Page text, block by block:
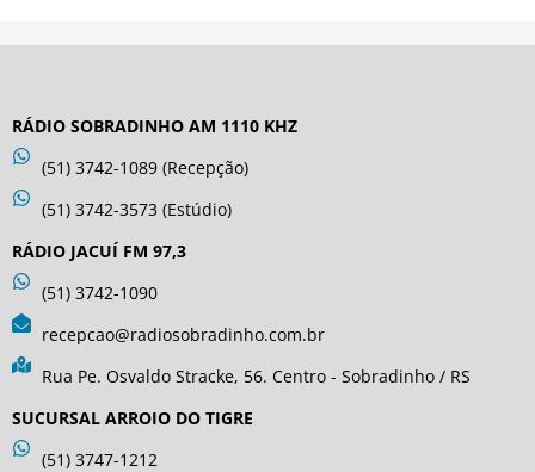
RÁDIO SOBRADINHO AM 1110 KHZ
(51) 3742-1089 (Recepção)
(51) 3742-3573 (Estúdio)
RÁDIO JACUÍ FM 97,3
(51) 3742-1090
recepcao@radiosobradinho.com.br
Rua Pe. Osvaldo Stracke, 56. Centro - Sobradinho / RS
SUCURSAL ARROIO DO TIGRE
(51) 3747-1212